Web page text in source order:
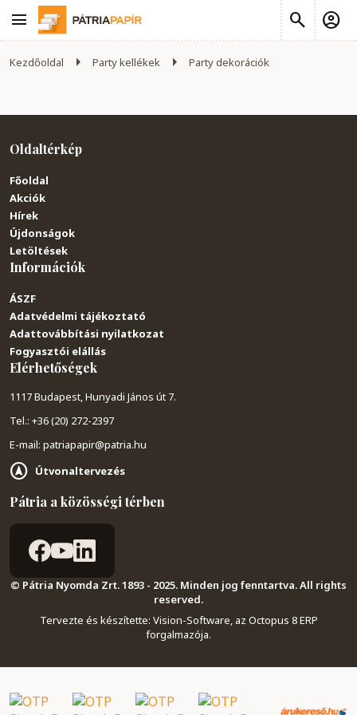
Kezdőoldal Party kellékek Party dekorációk
Oldaltérkép
Főoldal
Akciók
Hírek
Újdonságok
Letöltések
Információk
ÁSZF
Adatvédelmi tájékoztató
Adattovábbítási nyilatkozat
Fogyasztói elállás
Elérhetőségek
1117 Budapest, Hunyadi János út 7.
Tel.: +36 (20) 272-2397
E-mail: patriapapir@patria.hu
Útvonaltervezés
Pátria a közösségi térben
© Pátria Nyomda Zrt. 1893 - 2025. Minden jog fenntartva. All rights
reserved.
Tervezte és készítette: Vision-Software, az Octopus 8 ERP
forgalmazója.